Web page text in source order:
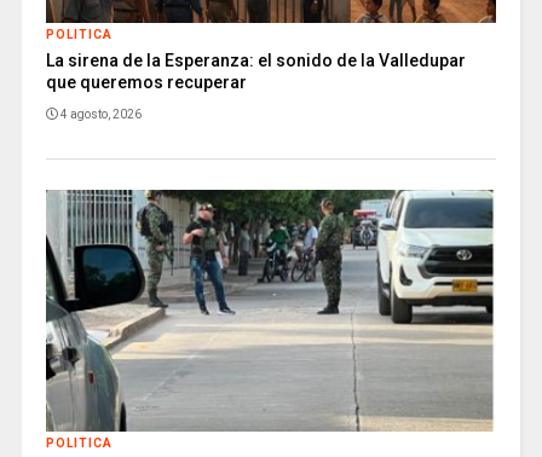
POLITICA
La sirena de la Esperanza: el sonido de la Valledupar
que queremos recuperar
4 agosto, 2026
POLITICA